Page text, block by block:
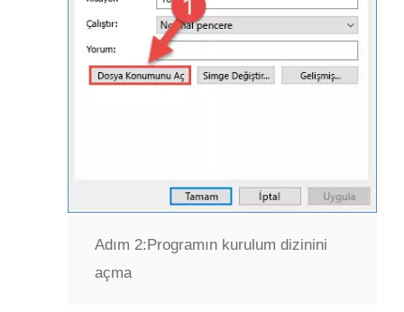
Adım 2: Programın kurulum dizinini
açma